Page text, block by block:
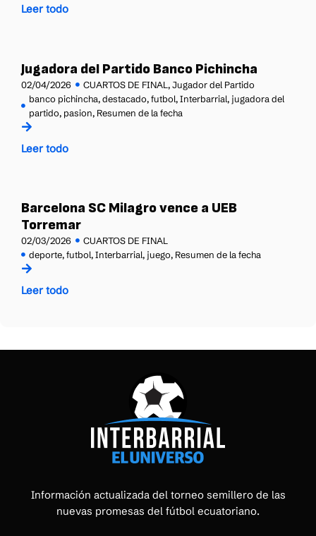
Leer todo
Jugadora del Partido Banco Pichincha
02/04/2026 CUARTOS DE FINAL ,Jugador del Partido
banco pichincha,destacado,futbol,Interbarrial, jugadora del
partido, pasion, Resumen de la fecha
Leer todo
Barcelona SC Milagro vence a UEB
Torremar
02/03/2026
CUARTOS DE FINAL
deporte,futbol,Interbarrial, juego, Resumen de la fecha
Leer todo
Información actualizada del torneo semillero de las
nuevas promesas del fútbol ecuatoriano.